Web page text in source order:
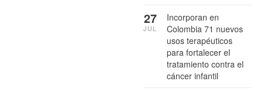
Incorporan en
Colombia 71 nuevos
usos terapéuticos
para fortalecer el
tratamiento contra el
cáncer infantil
27
JUL